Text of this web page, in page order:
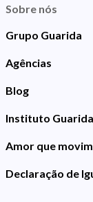
Sobre nós
Grupo Guarida
Agências
Blog
Instituto Guarida
Amor que
Declaração de